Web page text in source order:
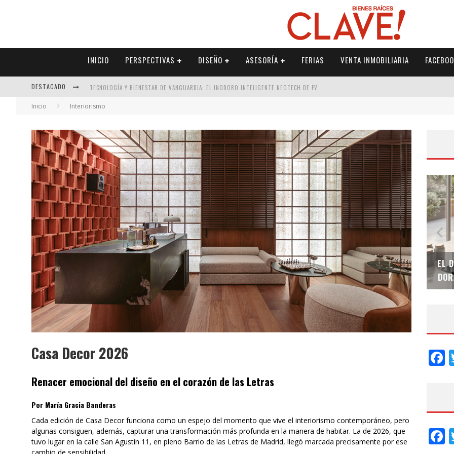
INICIO PERSPECTIVAS DISEÑO ASESORÍA FERIAS VENTA INMOBILIARIA
DESTACADO
EL DESPERTAR DE LA CALIDEZ: ACABADOS DORADOS DE FV PARA ELEVAR TU ESPACIO
Inicio Interiorismo
Casa Decor 2026
Renacer emocional del diseño en el corazón de las Letras
Por María Gracia Banderas
Cada edición de Casa Decor funciona como un espejo del momento que vive el interiorismo contemporáneo, pero
algunas consiguen, además, capturar una transformación más profunda en la manera de habitar. La de 2026, que
tuvo lugar en la calle San Agustín 11, en pleno Barrio de las Letras de Madrid, llegó marcada precisamente por ese
SAINT-GOBAIN IMPTEK – XI CONVENCIÓN
INTERNACIONAL
EL DESPERTAR DE LA CALIDEZ: ACABADOS
DORADOS DE FV PARA ELEVAR TU ESPACIO
EL